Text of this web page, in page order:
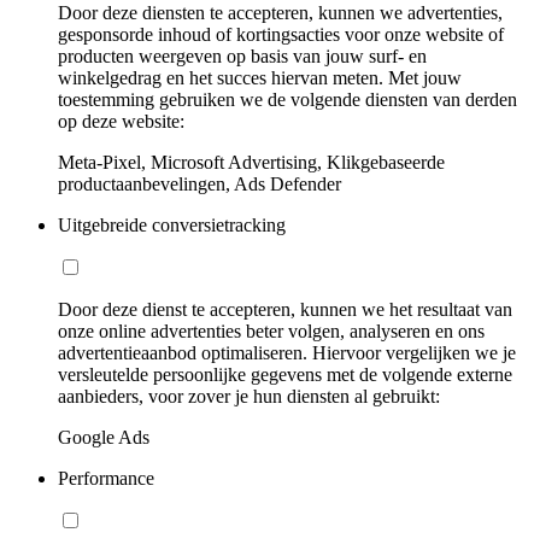
Door deze diensten te accepteren, kunnen we advertenties,
gesponsorde inhoud of kortingsacties voor onze website of
producten weergeven op basis van jouw surf- en
winkelgedrag en het succes hiervan meten. Met jouw
toestemming gebruiken we de volgende diensten van derden
op deze website:
Meta-Pixel, Microsoft Advertising, Klikgebaseerde
productaanbevelingen, Ads Defender
Uitgebreide conversietracking
Door deze dienst te accepteren, kunnen we het resultaat van
onze online advertenties beter volgen, analyseren en ons
advertentieaanbod optimaliseren. Hiervoor vergelijken we je
versleutelde persoonlijke gegevens met de volgende externe
aanbieders, voor zover je hun diensten al gebruikt:
Google Ads
Performance